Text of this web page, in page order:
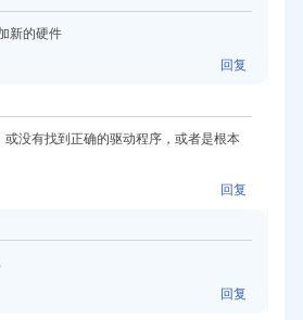
新的硬件
回复
没有找到正确的驱动程序，或者是根本
回复
回复